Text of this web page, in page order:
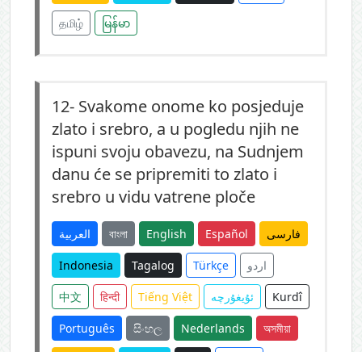
தமிழ் မြန်မာ
12- Svakome onome ko posjeduje
zlato i srebro, a u pogledu njih ne
ispuni svoju obavezu, na Sudnjem
danu će se pripremiti to zlato i
srebro u vidu vatrene ploče
العربية বাংলা English Español فارسی
Indonesia Tagalog Türkçe اردو
中文 हिन्दी Tiếng Việt ئۇيغۇرچە Kurdî
Português සිංහල Nederlands অসমীয়া